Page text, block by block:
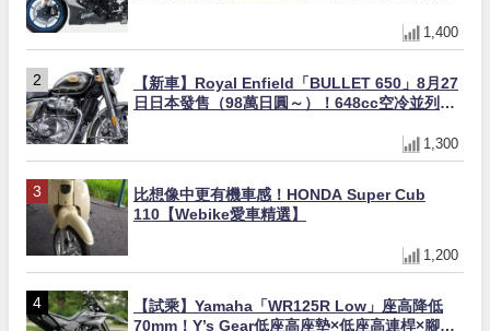
1,400
【新車】Royal Enfield「BULLET 650」8月27
日日本發售（98萬日圓～）！648cc空冷並列雙
1,300
比想像中更有機車感！HONDA Super Cub
110【Webike愛車精選】
1,200
【試乘】Yamaha「WR125R Low」座高降低
70mm！Y’s Gear低座高座墊×低座高連桿×腳踏